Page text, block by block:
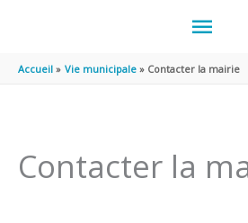
MENU
Accueil Vie municipale Contacter la mairie
Contacter la